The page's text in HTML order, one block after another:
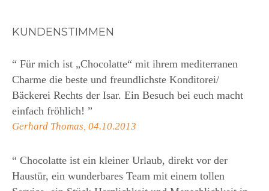
KUNDENSTIMMEN
“ Für mich ist „Chocolatte“ mit ihrem mediterranen
Charme die beste und freundlichste Konditorei/
Bäckerei Rechts der Isar. Ein Besuch bei euch macht
einfach fröhlich! ”
Gerhard Thomas, 04.10.2013
“ Chocolatte ist ein kleiner Urlaub, direkt vor der
Haustür, ein wunderbares Team mit einem tollen